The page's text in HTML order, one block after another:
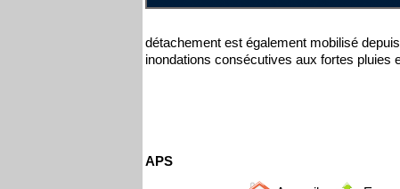
détachement est également mobilisé
inondations consécutives aux fortes pluies
APS